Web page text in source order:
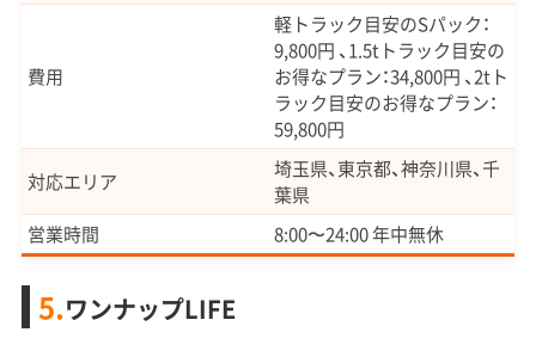
費用
軽トラック目安のSパック：
9,800円 、1.5tトラック目安の
お得なプラン：34,800円 、2tト
ラック目安のお得なプラン：
59,800円
対応エリア
埼玉県、東京都、神奈川県、千
葉県
営業時間
8:00〜24:00 年中無休
5.ワンナップLIFE